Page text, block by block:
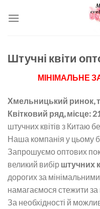
Штучні квіти
МІНІМАЛЬНЕ
Хмельницький ринок,
Квітковий ряд, місце:
штучних квітів з Китаю
Наша компанія у цьому
Запрошуємо оптових
великий вибір штучних
дорогих за
намагаємося стежити
За необхідності й